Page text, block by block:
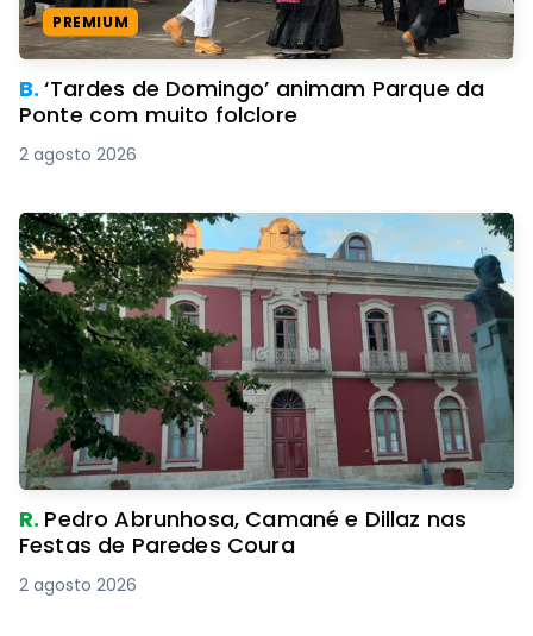
PREMIUM
B.‘Tardes de Domingo’ animam Parque da
Ponte com muito folclore
2 agosto 2026
R. Pedro Abrunhosa, Camané e Dillaz nas
Festas de Paredes Coura
2 agosto 2026